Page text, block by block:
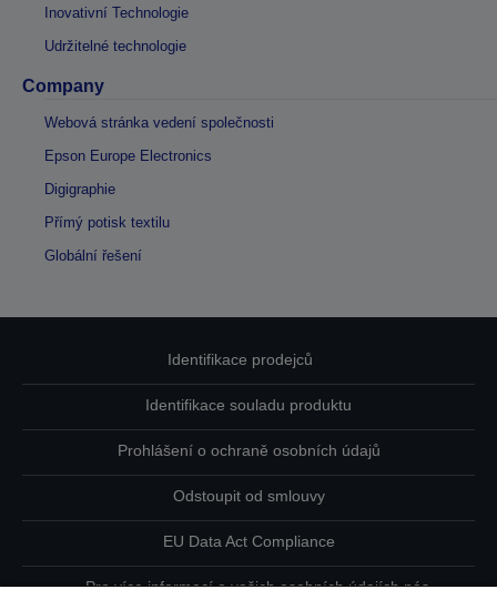
Inovativní Technologie
Udržitelné technologie
Company
Webová stránka vedení společnosti
Epson Europe Electronics
Digigraphie
Přímý potisk textilu
Globální řešení
Identifikace prodejců
Identifikace souladu produktu
Prohlášení o ochraně osobních údajů
Odstoupit od smlouvy
EU Data Act Compliance
Pro více informací o vašich osobních údajích nás